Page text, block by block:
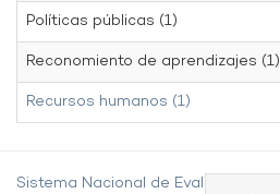
Políticas públicas (1)
Reconomiento de aprendizajes (1)
Recursos humanos (1)
Sistema Nacional de Evaluación,